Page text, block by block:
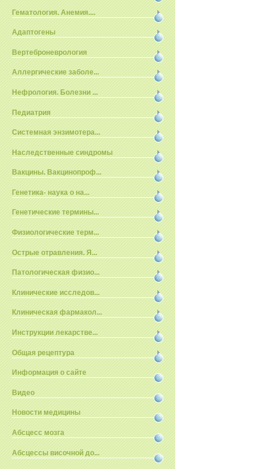
Гематология. Анемия....
Адаптогены
Вертеброневрология
Аллергические заболе...
Нефрология. Болезни ...
Педиатрия
Системная энзимотера...
Наследственные синдромы
Вакцины. Вакцинопроф...
Генетика- наука о на...
Генетические термины...
Физиологические терм...
Острые отравления. Я...
Патологическая физио...
Клинические исследов...
Клиническая фармакол...
Инструкции лекарстве...
Общая рецептура
Информация о сайте
Видео
Новости медицины
Абсцесс мозга
Абсцессы височной до...